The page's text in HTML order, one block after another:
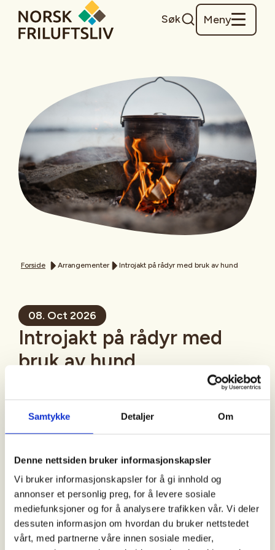
Samtykke Detaljer Om
Denne nettsiden bruker informasjonskapsler
Vi bruker informasjonskapsler for å gi innhold og
annonser et personlig preg, for å levere sosiale
mediefunksjoner og for å analysere trafikken vår. Vi deler
dessuten informasjon om hvordan du bruker nettstedet
vårt, med partnerne våre innen sosiale medier,
Søk Meny
Forside Arrangementer Introjakt på rådyr med bruk av hund
08. Oct 2026
Introjakt på rådyr med
bruk av hund
Sted
Evje Og Hornnes
Tid